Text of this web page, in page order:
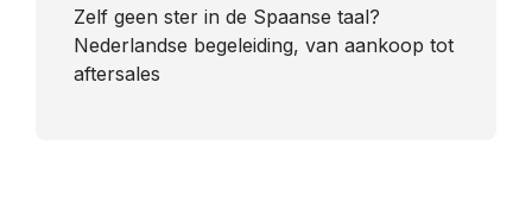
​Zelf geen ster in de Spaanse taal?
Nederlandse begeleiding, van aankoop tot
aftersales